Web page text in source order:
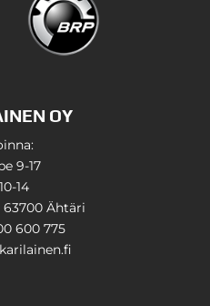
OY
9-17
14
63700 Ähtäri
600 775